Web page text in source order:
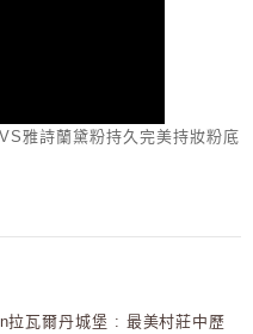
雅詩蘭黛粉持久完美持妝粉底
瓦爾丹城堡 : 最美村莊中歷